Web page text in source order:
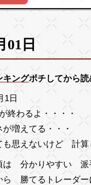
01日
キングポチしてから読
日
終わるよ・・・・
増えてる・・・
思えないけど 計算
は 分かりやすい 派
ら 勝てるトレーダー